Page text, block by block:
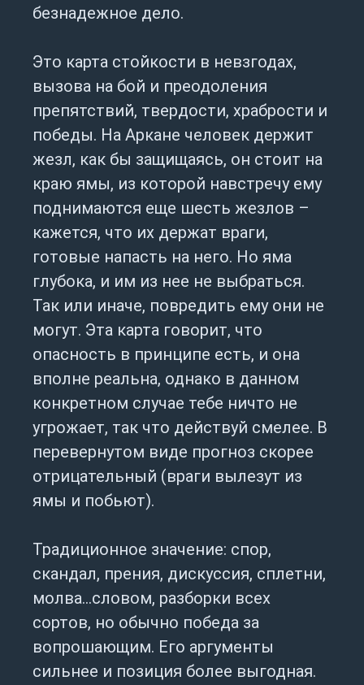
безнадежное дело.
Это карта стойкости в невзгодах,
вызова на бой и преодоления
препятствий, твердости, храбрости и
победы. На Аркане человек держит
жезл, как бы защищаясь, он стоит на
краю ямы, из которой навстречу ему
поднимаются еще шесть жезлов –
кажется, что их держат враги,
готовые напасть на него. Но яма
глубока, и им из нее не выбраться.
Так или иначе, повредить ему они не
могут. Эта карта говорит, что
опасность в принципе есть, и она
вполне реальна, однако в данном
конкретном случае тебе ничто не
угрожает, так что действуй смелее. В
перевернутом виде прогноз скорее
отрицательный (враги вылезут из
ямы и побьют).
Традиционное значение: спор,
скандал, прения, дискуссия, сплетни,
молва…словом, разборки всех
сортов, но обычно победа за
вопрошающим. Его аргументы
сильнее и позиция более выгодная.